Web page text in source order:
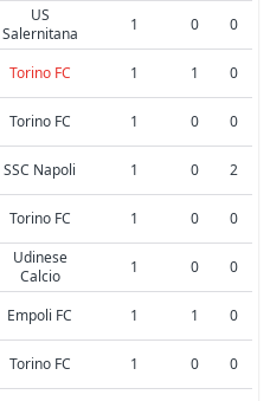
US
Salernitana
1 0 0
Torino FC 1 1 0
Torino FC 1 0 0
SSC Napoli 1 0
2
Torino FC 1 0 0
Udinese
Calcio
1 0 0
Empoli FC 1 1
0
Torino FC 1 0 0